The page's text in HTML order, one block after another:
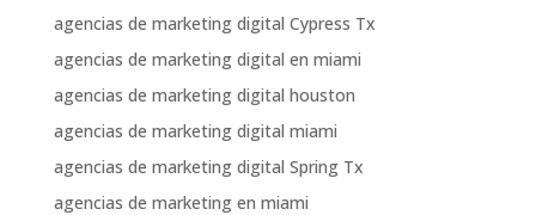
agencias de marketing digital Cypress Tx
agencias de marketing digital en miami
agencias de marketing digital houston
agencias de marketing digital miami
agencias de marketing digital Spring Tx
agencias de marketing en miami